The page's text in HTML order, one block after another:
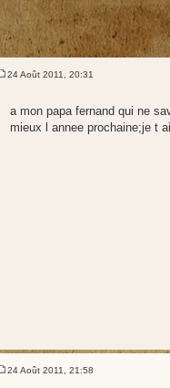
24 Août 2011, 20:31
a mon papa fernand qui ne
mieux l annee prochaine;je t
24 Août 2011, 21:58